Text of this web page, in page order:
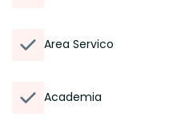
Area Servico
Academia